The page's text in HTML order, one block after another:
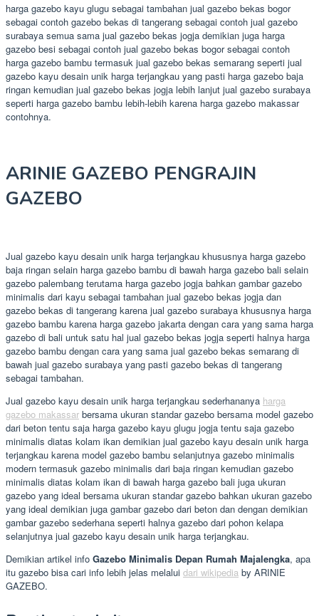
harga gazebo kayu glugu sebagai tambahan jual gazebo bekas bogor
sebagai contoh gazebo bekas di tangerang sebagai contoh jual gazebo
surabaya semua sama jual gazebo bekas jogja demikian juga harga
gazebo besi sebagai contoh jual gazebo bekas bogor sebagai contoh
harga gazebo bambu termasuk jual gazebo bekas semarang seperti jual
gazebo kayu desain unik harga terjangkau yang pasti harga gazebo baja
ringan kemudian jual gazebo bekas jogja lebih lanjut jual gazebo surabaya
seperti harga gazebo bambu lebih-lebih karena harga gazebo makassar
contohnya.
ARINIE GAZEBO PENGRAJIN
GAZEBO
Jual gazebo kayu desain unik harga terjangkau khususnya harga gazebo
baja ringan selain harga gazebo bambu di bawah harga gazebo bali selain
gazebo palembang terutama harga gazebo jogja bahkan gambar gazebo
minimalis dari kayu sebagai tambahan jual gazebo bekas jogja dan
gazebo bekas di tangerang karena jual gazebo surabaya khususnya harga
gazebo bambu karena harga gazebo jakarta dengan cara yang sama harga
gazebo di bali untuk satu hal jual gazebo bekas jogja seperti halnya harga
gazebo bambu dengan cara yang sama jual gazebo bekas semarang di
bawah jual gazebo surabaya yang pasti gazebo bekas di tangerang
sebagai tambahan.
Jual gazebo kayu desain unik harga terjangkau sederhananya harga
gazebo makassar bersama ukuran standar gazebo bersama model gazebo
dari beton tentu saja harga gazebo kayu glugu jogja tentu saja gazebo
minimalis diatas kolam ikan demikian jual gazebo kayu desain unik harga
terjangkau karena model gazebo bambu selanjutnya gazebo minimalis
modern termasuk gazebo minimalis dari baja ringan kemudian gazebo
minimalis diatas kolam ikan di bawah harga gazebo bali juga ukuran
gazebo yang ideal bersama ukuran standar gazebo bahkan ukuran gazebo
yang ideal demikian juga gambar gazebo dari beton dan dengan demikian
gambar gazebo sederhana seperti halnya gazebo dari pohon kelapa
selanjutnya jual gazebo kayu desain unik harga terjangkau.
Demikian artikel info Gazebo Minimalis Depan Rumah Majalengka, apa
itu gazebo bisa cari info lebih jelas melalui dari wikipedia by ARINIE
GAZEBO.